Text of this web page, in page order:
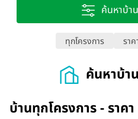
ค้นหาบ้า
ทุกโครงการ รา
ค้นหาบ้า
บ้านทุกโครงการ - ราค